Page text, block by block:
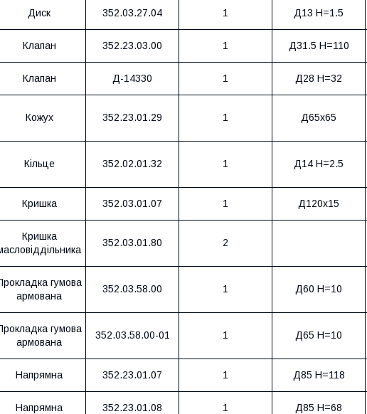
Диск 352.03.27.04 1 Д13 Н=1.5
Клапан 352.23.03.00 1 Д31.5 Н=110
Клапан Д-14330 1 Д28 Н=32
Кожух 352.23.01.29 1 Д65х65
Кільце 352.02.01.32 1 Д14 Н=2.5
Кришка 352.03.01.07 1 Д120х15
Кришка
352.03.01.80 2
гумова
армована
352.03.58.00 1 Д60 Н=10
гумова
армована
352.03.58.00-01 1 Д65 Н=10
Напрямна 352.23.01.07 1 Д85 Н=118
Напрямна 352.23.01.08 1 Д85 Н=68